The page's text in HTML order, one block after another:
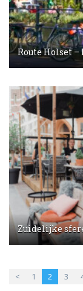
Route Holset
Zuidelijke
< 1 2 3